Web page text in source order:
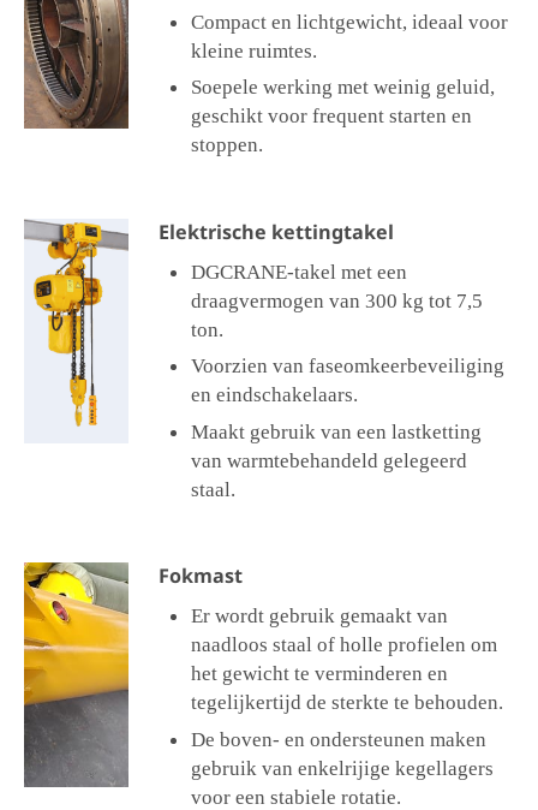
Compact en lichtgewicht, ideaal voor
kleine ruimtes.
Soepele werking met weinig geluid,
geschikt voor frequent starten en
stoppen.
Elektrische kettingtakel
DGCRANE-takel met een
draagvermogen van 300 kg tot 7,5
ton.
Voorzien van faseomkeerbeveiliging
en eindschakelaars.
Maakt gebruik van een lastketting
van warmtebehandeld gelegeerd
staal.
Fokmast
Er wordt gebruik gemaakt van
naadloos staal of holle profielen om
het gewicht te verminderen en
tegelijkertijd de sterkte te behouden.
De boven- en ondersteunen maken
gebruik van enkelrijige kegellagers
voor een stabiele rotatie.